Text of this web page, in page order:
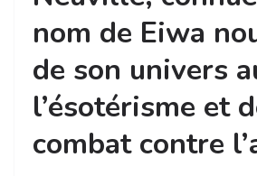
nom de Eiwa
de son univers
l’ésotérisme et
combat contre